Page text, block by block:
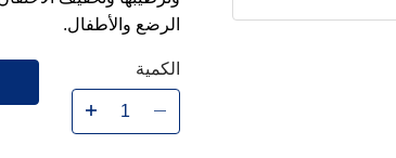
الرضع والأطفال.
الكمية